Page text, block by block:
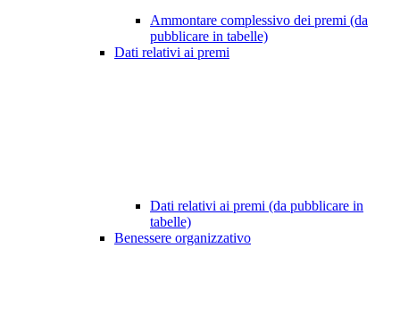
Ammontare complessivo dei premi (da
pubblicare in tabelle)
Dati relativi ai premi
Dati relativi ai premi (da pubblicare in
tabelle)
Benessere organizzativo